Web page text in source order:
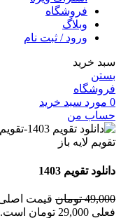
فروشگاه
وبلاگ
ورود / ثبت نام
سبد خرید
بستن
فروشگاه
0 مورد سبد خرید
حساب من
دانلود تقویم 1403
49,000 تومان قیمت اصلی 49,000 تومان
فعلی 29,000 تومان است.